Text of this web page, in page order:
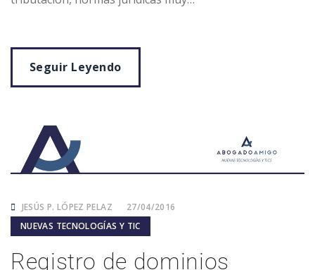
Seguir Leyendo
JESÚS P. LÓPEZ PELAZ
27/04/2016
NUEVAS TECNOLOGÍAS Y TIC
Registro de dominios